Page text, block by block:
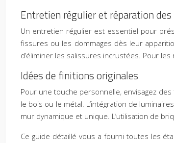
Entretien régulier et réparation
Un entretien régulier est essentiel pour
fissures ou les dommages dès leur
d’éliminer les salissures incrustées. Pour
Idées de finitions originales
Pour une touche personnelle, envisagez
le bois ou le métal. L’intégration de
mur dynamique et unique. L’utilisation de
Ce guide détaillé vous a fourni toutes les